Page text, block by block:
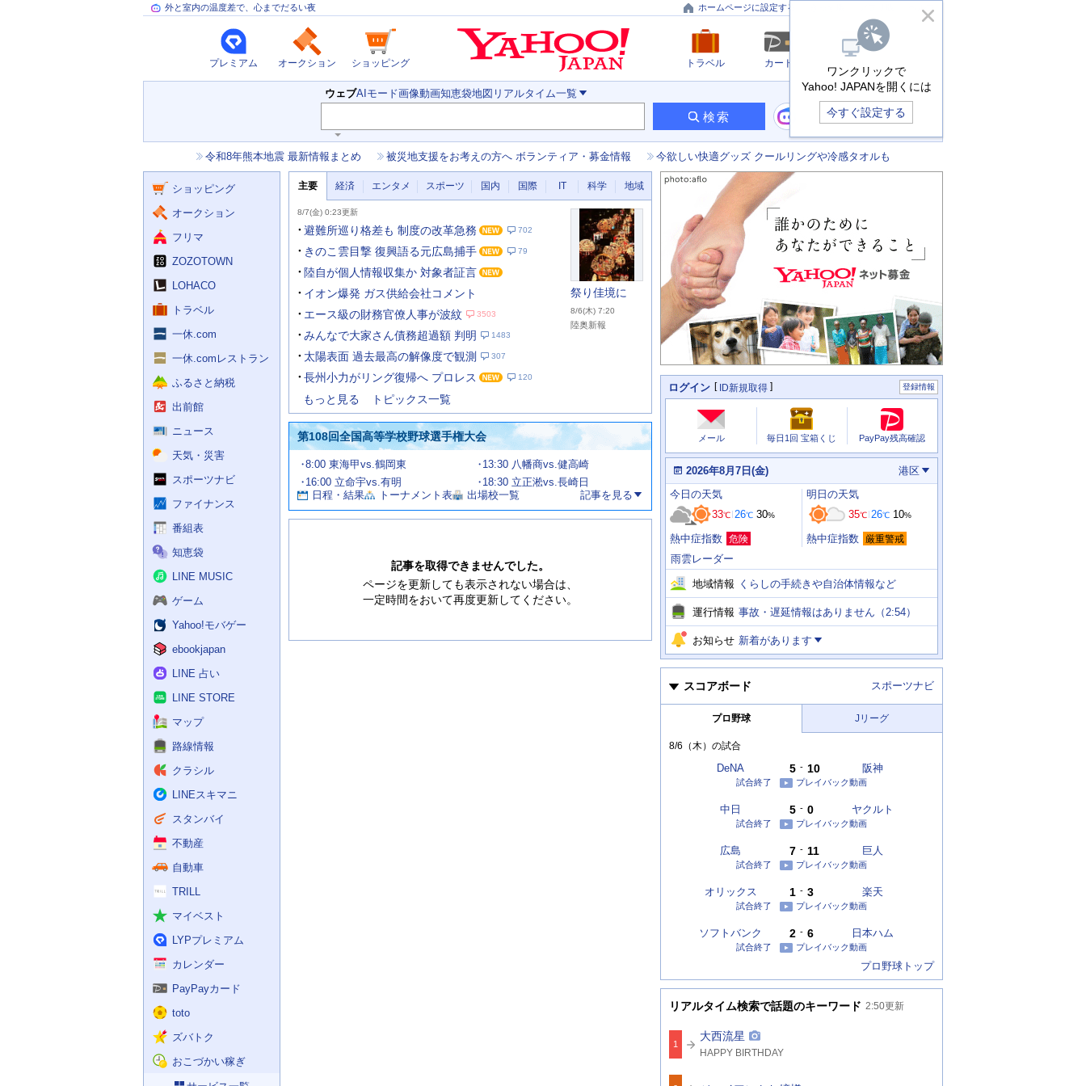
ワンクリックで
Yahoo! JAPANを開くには
今すぐ設定する
外と室内の温度差で、心までだるい夜 ホームページに設定する
トラベル カード
プレミアム オークション ショッピング
検
索
ウェブAIモード画像動画知恵袋地図 リアルタイム一覧
検索
ワ
ー
力
補
助
を
開
く
せ
令和8年熊本地震 最新情報まとめ 被災地支援をお考えの方へ ボランティア・募金情報 今欲しい快適グッズ クールリングや冷感タオルも
ビ
ショッピング
オークション
フリマ
ZOZOTOWN
LOHACO
トラベル
一休.com
一休.comレストラン
ふるさと納税
出前館
ニュース
天気・災害
スポーツナビ
ファイナンス
番組表
知恵袋
LINE MUSIC
ゲーム
Yahoo!モバゲー
ebookjapan
LINE 占い
LINE STORE
マップ
路線情報
クラシル
LINEスキマニ
スタンバイ
不動産
自動車
TRILL
マイベスト
LYPプレミアム
カレンダー
PayPayカード
toto
ズバトク
おこづかい稼ぎ
ュ
ス
主要 経済 エンタメ スポーツ 国内 国際 IT 科学 地域
要
ニ
ー
8/7(金) 0:23更新
避難所巡り格差も 制度の改革急務 702
きのこ雲目撃 復興語る元広島捕手 79
陸自が個人情報収集か 対象者証言
イオン爆発 ガス供給会社コメント
エース級の財務官僚人事が波紋
3503
みんなで大家さん債務超過額 判明 1483
太陽表面 過去最高の解像度で観測 307
長州小力がリング復帰へ プロレス 120
祭り佳境に
8/6(木) 7:20
陸奥新報
もっと見る トピックス一覧
第108回全国高等学校野球選手権大会
試
合
情
報
8:00 東海甲vs.鶴岡東
13:30 八幡商vs.健高崎
16:00 立命宇vs.有明
18:30 立正淞vs.長崎日
日程・結果
トーナメント表 出場校一覧 記事を見る
お
す
記事を取得できませんでした。
ページを更新しても表示されない場合は、
一定時間をおいて再度更新してください。
個
人
情
報
ログイン ID新規取得 登録情報
あ
た
の
ス
ス
メール 毎日1回 宝箱くじ PayPay残高確認
本
日
の
天
気
運
情
報
2026年8月7日(金) 港区
今
日
明
日
の
天
気
今日 の天気
33℃ 26℃ 30%
熱中症指数 危険
明日 の天気
35℃ 26℃ 10%
熱中症指数 厳重警戒
雨雲レーダー
地域情報 くらしの手続きや自治体情報など
運行情報 事故・遅延情報はありません（2:54）
お知らせ 新着があります
スコアボード スポーツナビ
プロ野球 Jリーグ
8/6（木） の試合
DeNA 阪神
試合終了 プレイバック動画
5 - 10
中日 ヤクルト
試合終了 プレイバック動画
5 - 0
広島 巨人
試合終了 プレイバック動画
7 - 11
オリックス 楽天
試合終了 プレイバック動画
1 - 3
ソフトバンク 日本ハム
試合終了 プレイバック動画
2 - 6
プロ野球トップ
リアルタイム検索で話題のキーワード 2:50更新
1
大西流星
関
連
HAPPY BIRTHDAY